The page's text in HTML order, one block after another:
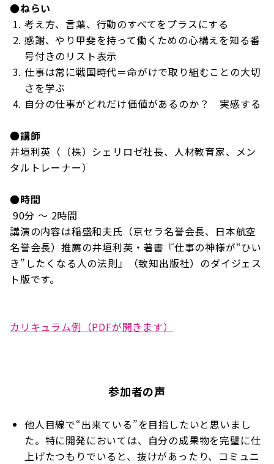
●ねらい
考え方、言葉、行動のすべてをプラスにする
感謝、やり甲斐を持って働くための心構えを知る番
号付きのリスト表示
仕事は常に戦国時代＝命がけで取り組むことの大切
さを学ぶ
自分の仕事がどれだけ価値があるのか？ 実感する
●講師
井垣利英（（株）シェリロゼ社長、人材教育家、メン
タルトレーナー）
●時間
90分 ～ 2時間
講演の内容は稲盛和夫氏（京セラ名誉会長、日本航空
名誉会長）推薦の井垣利英・著書『仕事の神様が“ひい
き”したくなる人の法則』（致知出版社）のダイジェス
ト版です。
カリキュラム例（PDFが開きます）
参加者の声
他人目線で“出来ている”を目指したいと思いまし
た。特に開発においては、自分の成果物を完璧に仕
上げたつもりでいると、抜けがあったり、コミュニ